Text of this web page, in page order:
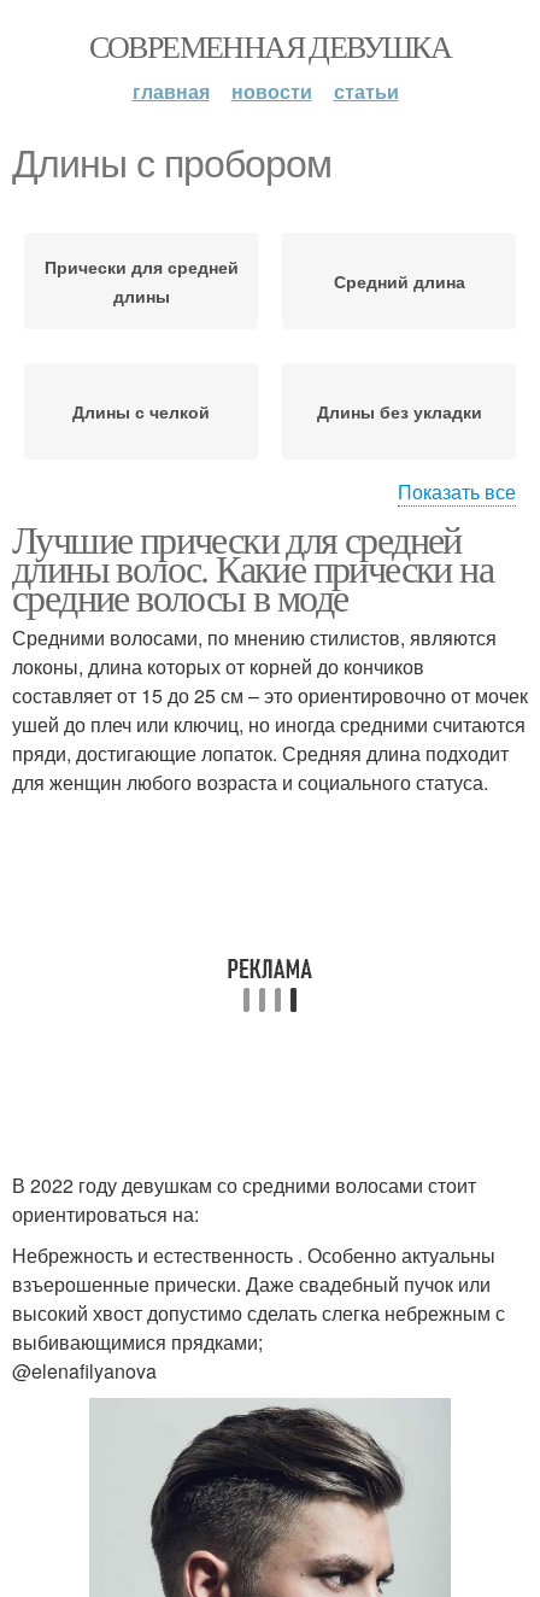
СОВРЕМЕННАЯ ДЕВУШКА
главная новости статьи
Длины с пробором
Прически для средней
длины
Средний длина
Длины с челкой Длины без укладки
длину
Показать все
Лучшие прически для средней
длины волос. Какие прически на
средние волосы в моде
Средними волосами, по мнению стилистов, являются
локоны, длина которых от корней до кончиков
составляет от 15 до 25 см – это ориентировочно от мочек
ушей до плеч или ключиц, но иногда средними считаются
пряди, достигающие лопаток. Средняя длина подходит
для женщин любого возраста и социального статуса.
В 2022 году девушкам со средними волосами стоит
ориентироваться на:
Небрежность и естественность . Особенно актуальны
взъерошенные прически. Даже свадебный пучок или
высокий хвост допустимо сделать слегка небрежным с
выбивающимися прядками;
@elenafilyanova